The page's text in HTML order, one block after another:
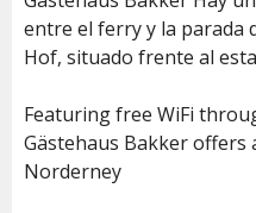
entre el ferry y la parada
Hof, situado frente al
Featuring free WiFi
Gästehaus Bakker offers
Norderney